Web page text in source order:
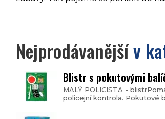
Nejprodávanějšív
Blistr s pokutovými
MALÝ POLICISTA -
policejní kontrola. Pokutové